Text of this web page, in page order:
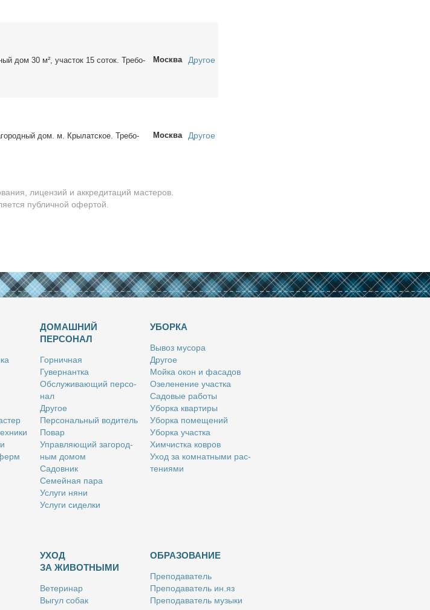
дом 30 м², уча­сток 15 со­ток. Тре­бо­
Москва Другое
дом. м. Кры­лат­ское. Тре­бо­
Москва Другое
лицензий и аккредитаций мастеров.
публичной офертой.
ДОМАШНИЙ
ПЕРСОНАЛ
Гор­нич­ная
Гу­вер­нант­ка
Об­слу­жи­ва­ю­щий пер­со­
нал
Дру­гое
Пер­со­наль­ный во­ди­тель
По­вар
Управ­ля­ю­щий за­го­род­
ным до­мом
Са­дов­ник
Се­мей­ная па­ра
Услу­ги ня­ни
Услу­ги си­дел­ки
УБОРКА
Вы­воз му­со­ра
Дру­гое
Мой­ка окон и фа­са­дов
Озе­ле­не­ние участ­ка
Са­до­вые ра­бо­ты
Убор­ка квар­ти­ры
Убор­ка по­ме­ще­ний
Убор­ка участ­ка
Хим­чист­ка ков­ров
Уход за ком­нат­ны­ми рас­
те­ни­я­ми
УХОД
ЗА ЖИВОТНЫМИ
Ве­те­ри­нар
Вы­гул со­бак
ОБРАЗОВАНИЕ
Пре­по­да­ва­тель
Пре­по­да­ва­тель ин.яз
Пре­по­да­ва­тель му­зы­ки